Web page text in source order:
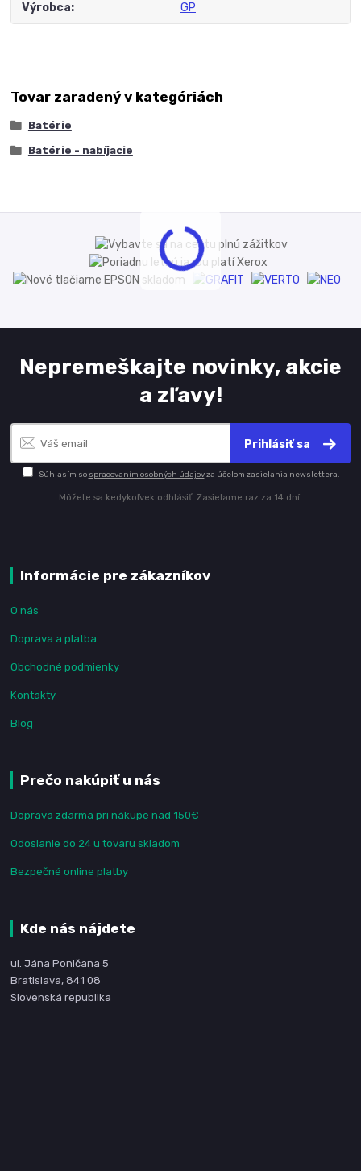
Výrobca GP
Tovar zaradený v kategóriách
Batérie
Batérie - nabíjacie
Nepremeškajte novinky, akcie
a zľavy!
Prihlásiť sa
Súhlasím so spracovaním osobných údajovza účelom zasielania newslettera.
Môžete sa kedykoľvek odhlásiť. Zasielame raz za 14 dní.
Informácie pre zákazníkov
O nás
Doprava a platba
Obchodné podmienky
Kontakty
Blog
Prečo nakúpiť u nás
Doprava zdarma pri nákupe nad 150€
Odoslanie do 24 u tovaru skladom
Bezpečné online platby
Kde nás nájdete
ul. Jána Poničana 5
Bratislava, 841 08
Slovenská republika